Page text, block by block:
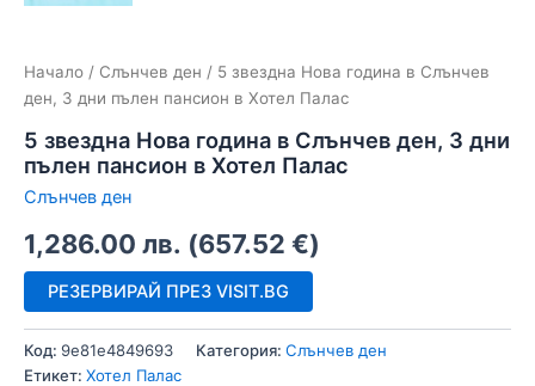
Начало / Слънчев ден / 5 звездна Нова година в Слънчев
ден, 3 дни пълен пансион в Хотел Палас
5 звездна Нова година в Слънчев ден, 3 дни
пълен пансион в Хотел Палас
Слънчев ден
1,286.00 лв. (657.52 €)
РЕЗЕРВИРАЙ ПРЕЗ VISIT.BG
Код: 9e81e4849693 Категория: Слънчев ден
Етикет: Хотел Палас